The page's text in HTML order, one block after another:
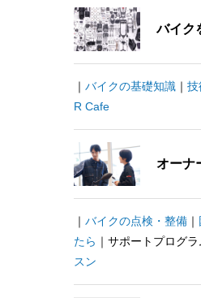
バイク
｜ バイクの基礎知識｜ 技
R Cafe
オーナ
｜ バイクの点検・整備｜
たら ｜サポートプログラ
スン